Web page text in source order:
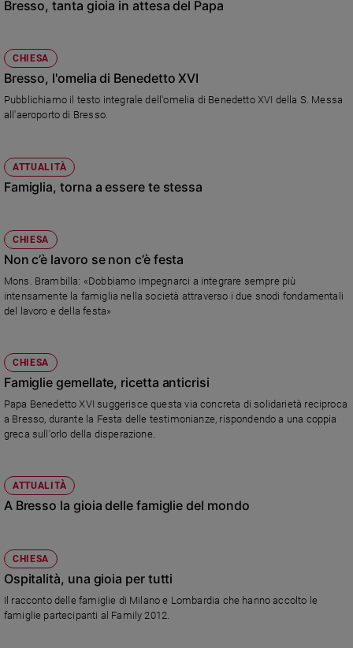
Volontariato
di
valore
Caso
della
Diversità
e
Cultura
spettacoli
Sanremo
Cinema,
Tv
e
streaming
Libri
Famiglia
ed
Genitori
e
figli
Nonni
Coppia
Bresso, tanta gioia in attesa del Papa
CHIESA
Bresso, l'omelia di Benedetto XVI
Pubblichiamo il testo integrale dell'omelia di Benedetto XVI della S. Messa
all'aeroporto di Bresso.
ATTUALITÀ
Famiglia, torna a essere te stessa
CHIESA
Non c’è lavoro se non c’è festa
Mons. Brambilla: «Dobbiamo impegnarci a integrare sempre più
intensamente la famiglia nella società attraverso i due snodi fondamentali
del lavoro e della festa»
CHIESA
Famiglie gemellate, ricetta anticrisi
Papa Benedetto XVI suggerisce questa via concreta di solidarietà reciproca
a Bresso, durante la Festa delle testimonianze, rispondendo a una coppia
greca sull'orlo della disperazione.
ATTUALITÀ
A Bresso la gioia delle famiglie del mondo
CHIESA
Ospitalità, una gioia per tutti
Il racconto delle famiglie di Milano e Lombardia che hanno accolto le
famiglie partecipanti al Family 2012.